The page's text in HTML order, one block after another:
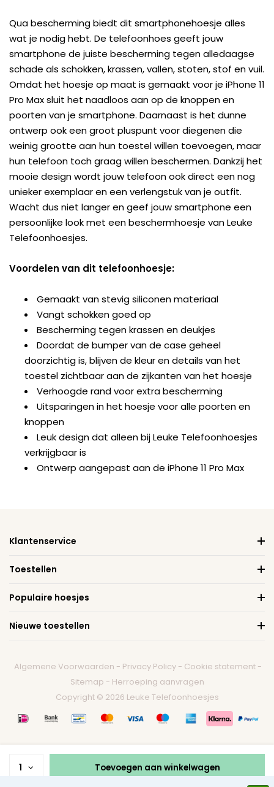
Qua bescherming biedt dit smartphonehoesje alles
wat je nodig hebt. De telefoonhoes geeft jouw
smartphone de juiste bescherming tegen alledaagse
schade als schokken, krassen, vallen, stoten, stof en vuil.
Omdat het hoesje op maat is gemaakt voor je iPhone 11
Pro Max sluit het naadloos aan op de knoppen en
poorten van je smartphone. Daarnaast is het dunne
ontwerp ook een groot pluspunt voor diegenen die
weinig grootte aan hun toestel willen toevoegen, maar
hun telefoon toch graag willen beschermen. Dankzij het
mooie design wordt jouw telefoon ook direct een nog
unieker exemplaar en een verlengstuk van je outfit.
Wacht dus niet langer en geef jouw smartphone een
persoonlijke look met een beschermhoesje van Leuke
Telefoonhoesjes.
Voordelen van dit telefoonhoesje:
Gemaakt van stevig siliconen materiaal
Vangt schokken goed op
Bescherming tegen krassen en deukjes
Doordat de bumper van de case geheel
doorzichtig is, blijven de kleur en details van het
toestel zichtbaar aan de zijkanten van het hoesje
Verhoogde rand voor extra bescherming
Uitsparingen in het hoesje voor alle poorten en
knoppen
Leuk design dat alleen bij Leuke Telefoonhoesjes
verkrijgbaar is
Ontwerp aangepast aan de iPhone 11 Pro Max
Klantenservice
Toestellen
Populaire hoesjes
Nieuwe toestellen
Algemene Voorwaarden - Privacy Policy - Cookie statement -
Sitemap - Herroeping aanvragen
Copyright © 2026 Leuke Telefoonhoesjes
1 Toevoegen aan winkelwagen